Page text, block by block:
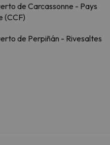
de Carcassonne - Pays
(CCF)
de Perpiñán - Rivesaltes